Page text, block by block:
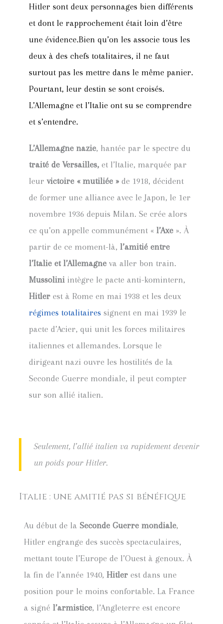
Hitler sont deux personnages bien différents
et dont le rapprochement était loin d’être
une évidence.Bien qu’on les associe tous les
deux à des chefs totalitaires, il ne faut
surtout pas les mettre dans le même panier.
Pourtant, leur destin se sont croisés.
L’Allemagne et l’Italie ont su se comprendre
et s’entendre.
L’Allemagne nazie, hantée par le spectre du
traité de Versailles, et l’Italie, marquée par
leurvictoire « mutiliée »de 1918, décident
de former une alliance avec le Japon, le 1er
novembre 1936 depuis Milan. Se crée alors
ce qu’on appelle communément «l’Axe ». À
partir de ce moment-là,l’amitié entre
l’Italie et l’Allemagne va aller bon train.
Mussolini intègre le pacte anti-komintern,
Hitler est à Rome en mai 1938 et les deux
régimes totalitaires signent en mai 1939 le
pacte d’Acier, qui unit les forces militaires
italiennes et allemandes. Lorsque le
dirigeant nazi ouvre les hostilités de la
Seconde Guerre mondiale, il peut compter
sur son allié italien.
Seulement, l’allié italien va rapidement devenir
un poids pour Hitler.
Italie : une amitié pas si bénéfique
Au début de laSeconde Guerre mondiale,
Hitler engrange des succès spectaculaires,
mettant toute l’Europe de l’Ouest à genoux. À
la fin de l’année 1940,Hitler est dans une
position pour le moins confortable. La France
a signél’armistice, l’Angleterre est encore